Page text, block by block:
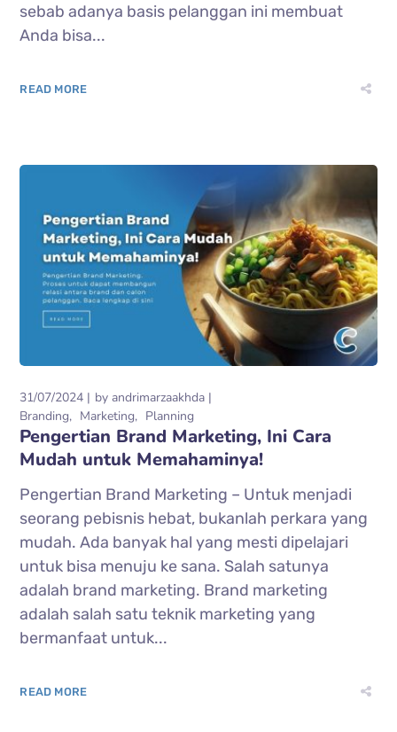
sebab adanya basis pelanggan ini membuat
Anda bisa...
READ MORE
31/07/2024 by andrimarzaakhda
Branding
Marketing Planning
Pengertian Brand Marketing, Ini Cara
Mudah untuk Memahaminya!
Pengertian Brand Marketing – Untuk menjadi
seorang pebisnis hebat, bukanlah perkara yang
mudah. Ada banyak hal yang mesti dipelajari
untuk bisa menuju ke sana. Salah satunya
adalah brand marketing. Brand marketing
adalah salah satu teknik marketing yang
bermanfaat untuk...
READ MORE